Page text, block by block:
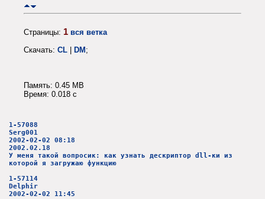
Страницы: 1 вся ветка
Скачать: CL | DM;
Память: 0.45 MB
Время: 0.018 c
1-57088
Serg001
2002-02-02 08:18
2002.02.18
У меня такой вопросик: как узнать дескриптор dll-ки из
которой я загружаю функцию
1-57114
Delphir
2002-02-02 11:45